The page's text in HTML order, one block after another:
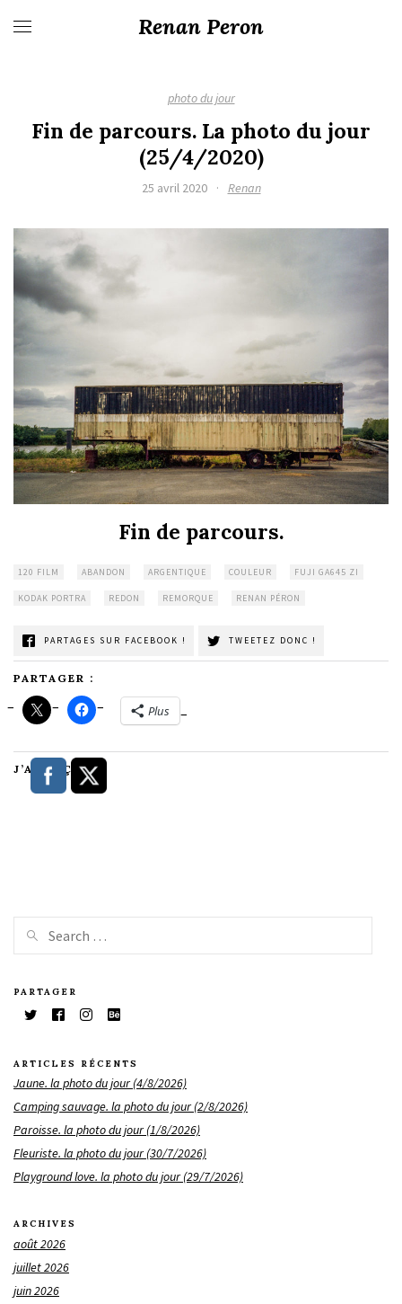
Renan Peron
photo du jour
Fin de parcours. La photo du jour
(25/4/2020)
25 avril 2020 · Renan
Fin de parcours.
120 FILM ABANDON ARGENTIQUE COULEUR FUJI GA645 ZI
KODAK PORTRA REDON REMORQUE RENAN PÉRON
PARTAGES SUR FACEBOOK ! TWEETEZ DONC !
PARTAGER :
Plus
J’AIME ÇA :
PARTAGER
ARTICLES RÉCENTS
Jaune. la photo du jour (4/8/2026)
Camping sauvage. la photo du jour (2/8/2026)
Paroisse. la photo du jour (1/8/2026)
Fleuriste. la photo du jour (30/7/2026)
Playground love. la photo du jour (29/7/2026)
ARCHIVES
août 2026
juillet 2026
juin 2026